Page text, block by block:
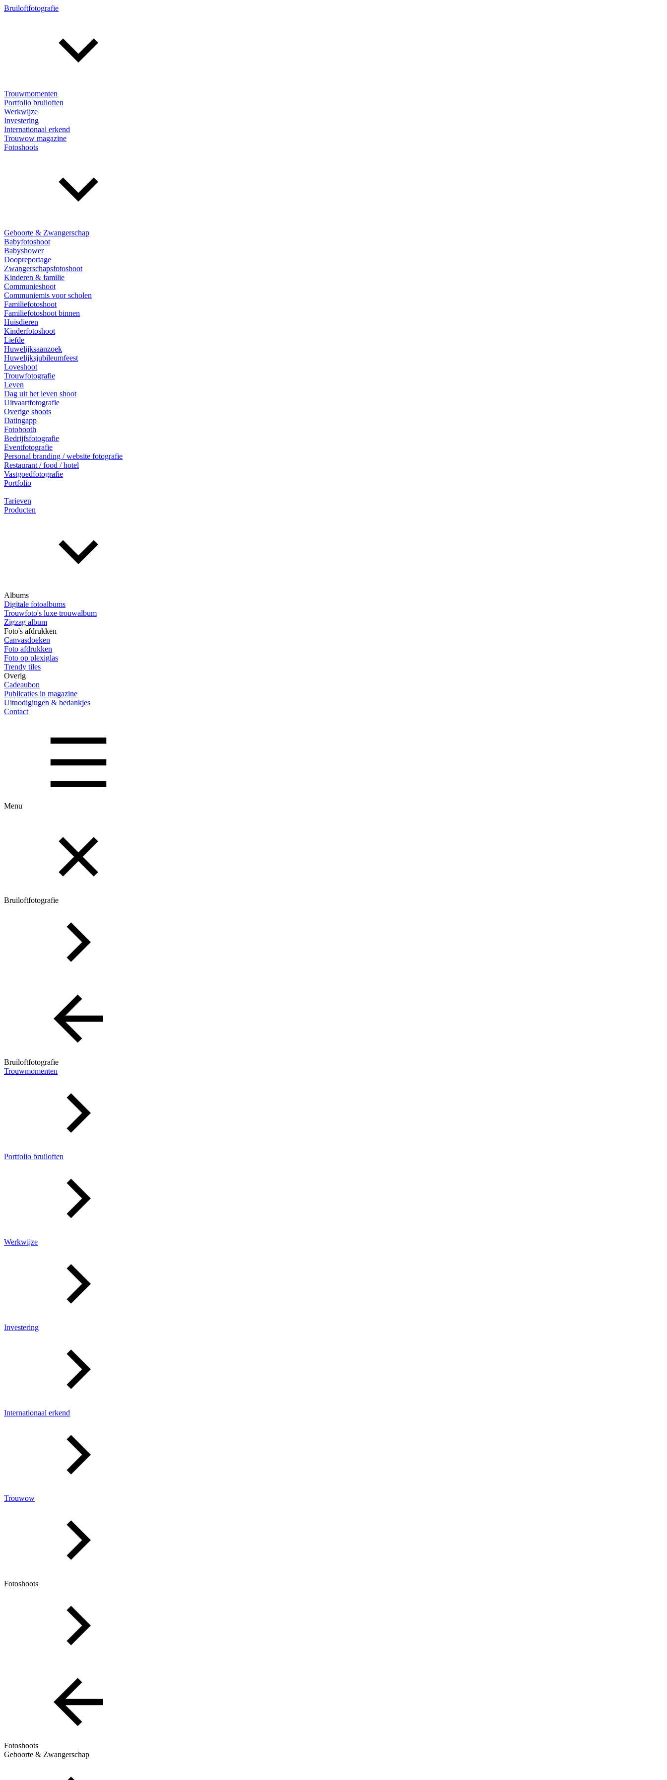
Bruiloftfotografie
Trouwmomenten
Portfolio bruiloften
Werkwijze
Investering
Internationaal erkend
Trouwow magazine
Fotoshoots
Geboorte & Zwangerschap
Babyfotoshoot
Babyshower
Doopreportage
Zwangerschapsfotoshoot
Kinderen & familie
Communieshoot
Communiemis voor scholen
Familiefotoshoot
Familiefotoshoot binnen
Huisdieren
Kinderfotoshoot
Liefde
Huwelijksaanzoek
Huwelijksjubileumfeest
Loveshoot
Trouwfotografie
Leven
Dag uit het leven shoot
Uitvaartfotografie
Overige shoots
Datingapp
Fotobooth
Bedrijfsfotografie
Eventfotografie
Personal branding / website fotografie
Restaurant / food / hotel
Vastgoedfotografie
Portfolio
Tarieven
Producten
Albums
Digitale fotoalbums
Trouwfoto's luxe trouwalbum
Zigzag album
Foto's afdrukken
Canvasdoeken
Foto afdrukken
Foto op plexiglas
Trendy tiles
Overig
Cadeaubon
Publicaties in magazine
Uitnodigingen & bedankjes
Contact
Menu
Bruiloftfotografie
Bruiloftfotografie
Trouwmomenten
Portfolio bruiloften
Werkwijze
Investering
Internationaal erkend
Trouwow
Fotoshoots
Fotoshoots
Geboorte & Zwangerschap